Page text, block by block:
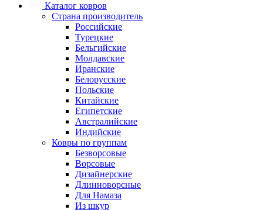
Каталог ковров
Страна производитель
Российские
Турецкие
Бельгийские
Молдавские
Иранские
Белорусские
Польские
Китайские
Египетские
Австралийские
Индийские
Ковры по группам
Безворсовые
Ворсовые
Дизайнерские
Длинноворсные
Для Намаза
Из шкур